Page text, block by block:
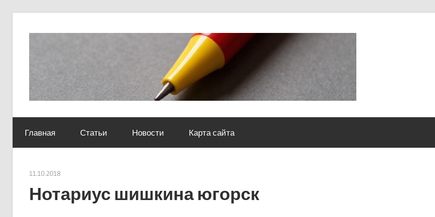
юридический
центр
Главная Статьи Новости Карта сайта
11.10.2018Евгений Георгиевич
Нотариус шишкина югорск